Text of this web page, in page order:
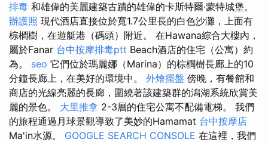
排毒 和雄偉的美麗建築古蹟的雄偉的卡斯特爾·蒙特城堡。
辦護照 現代酒店直接位於寬1.7公里長的白色沙灘，上面有
棕櫚樹，在遊艇港（碼頭）附近。 在Hawana綜合大樓內，
屬於Fanar 台中按摩排毒ptt Beach酒店的住宅（公寓）約
為。 seo 它們位於瑪麗娜（Marina）的棕櫚樹長廊上的10
分鐘長廊上，在美好的環境中。 外燴擺盤 傍晚，有餐館和
商店的光線亮麗的長廊，圍繞著該建築群的潟湖系統欣賞美
麗的景色。 大里推拿 2-3層的住宅公寓不配備電梯。 我們
的旅程通過月球景觀導致了美妙的Hamamat 台中按摩店
Ma'in水源。 GOOGLE SEARCH CONSOLE 在這裡，我們